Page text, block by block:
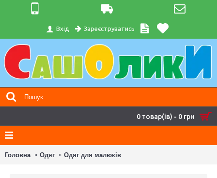
Вхід Зареєструватись
0 товар(ів) - 0 грн
Головна Одяг Одяг для малюків